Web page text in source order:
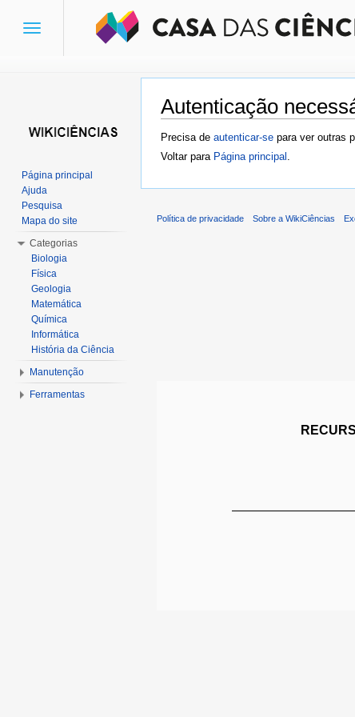
Autenticação
Ir para:navegação,pesquisa
Precisa de autenticar-se para ver outras
Voltar para Página principal
Toggle
Página principal
Ajuda
Pesquisa
Mapa do site
Categorias
Biologia
Física
Geologia
Matemática
Química
Informática
História da Ciência
Manutenção
Ferramentas
Política de privacidade Sobre a WikiCiências